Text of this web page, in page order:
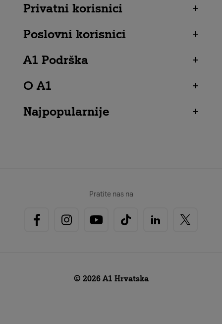
Privatni korisnici
+
Poslovni korisnici
+
A1 Podrška
+
O A1
+
Najpopularnije
+
Pratite nas na
© 2026 A1 Hrvatska